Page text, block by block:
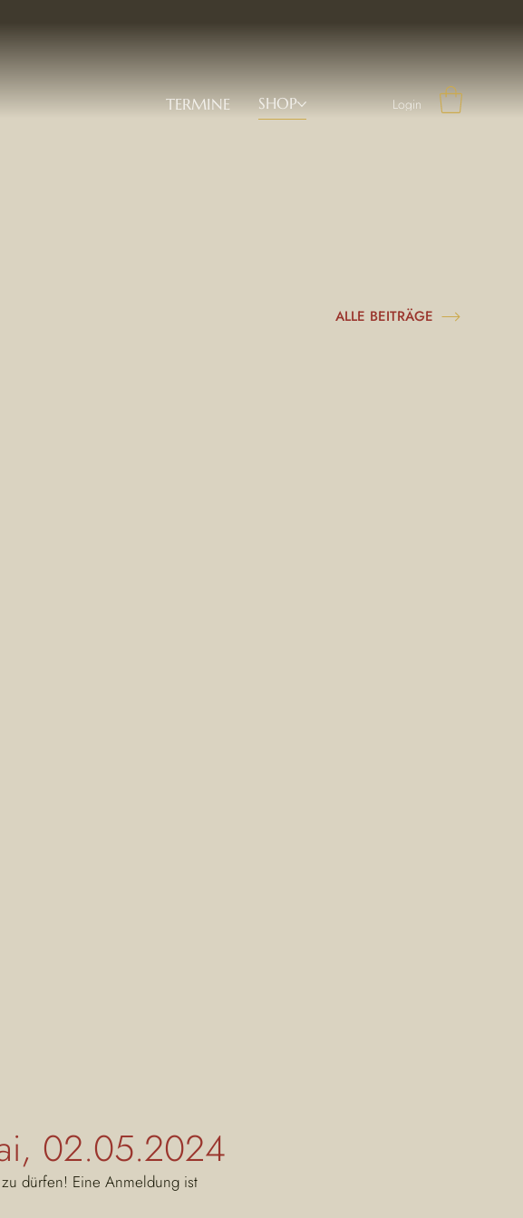
TERMINE SHOP Login
ALLE BEITRÄGE
02.05.2024
dürfen! Eine Anmeldung ist